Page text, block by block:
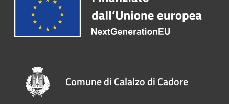
Comune di Calalzo di Cadore